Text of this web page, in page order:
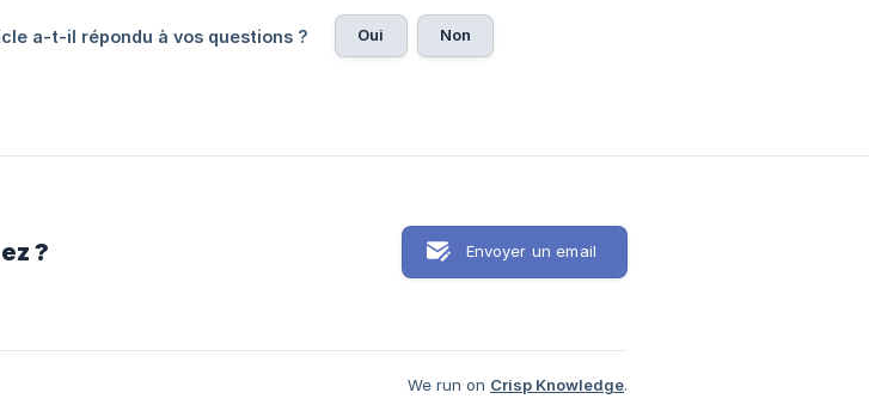
a-t-il répondu à vos questions ? Oui Non
? Envoyer un email
We run on Crisp Knowledge.